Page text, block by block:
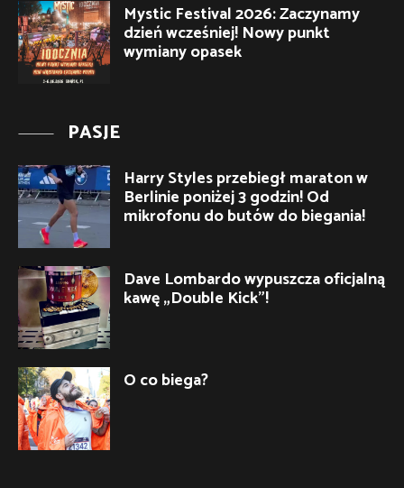
Mystic Festival 2026: Zaczynamy
dzień wcześniej! Nowy punkt
wymiany opasek
PASJE
Harry Styles przebiegł maraton w
Berlinie poniżej 3 godzin! Od
mikrofonu do butów do biegania!
Dave Lombardo wypuszcza oficjalną
kawę „Double Kick”!
O co biega?